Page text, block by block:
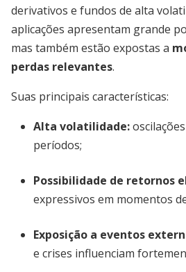
derivativos e fundos de alta
aplicações apresentam grande
mas também estão expostas a
perdas relevantes.
Suas principais características:
Alta volatilidade:
períodos;
Possibilidade de retornos
expressivos em momentos
Exposição a eventos
e crises influenciam